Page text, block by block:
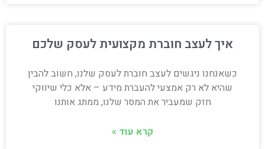
איך לעצב חוברת מקצועית לעסק שלכם
כשאנחנו ניגשים לעצב חוברת לעסק שלנו, חשוב להבין
שהיא לא רק אמצעי להעברת מידע – אלא כלי שיווקי
חזק שמעביר את המסר שלנו, ממתג אותנו
קרא עוד »